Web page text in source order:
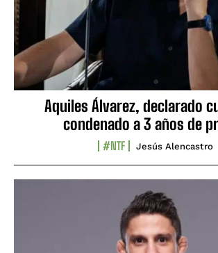
Aquiles Álvarez, declarado
condenado a 3 años de
#NTF Jesús Alencastro